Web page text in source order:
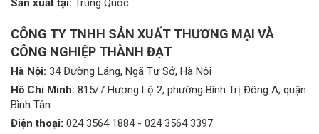
Sản xuất tại: Trung Quốc
CÔNG TY TNHH SẢN XUẤT THƯƠNG MẠI VÀ
CÔNG NGHIỆP THÀNH ĐẠT
Hà Nội: 34 Đường Láng, Ngã Tư Sở, Hà Nội
Hồ Chí Minh: 815/7 Hương Lộ 2, phường Bình Trị Đông A, quận
Bình Tân
Điện thoại: 024 3564 1884- 024 3564 3397